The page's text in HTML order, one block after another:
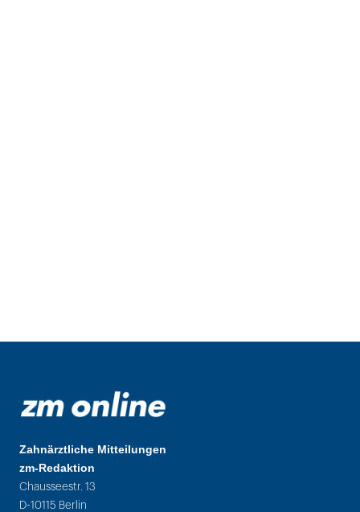
Zahnärztliche Mitteilungen
zm-Redaktion
Chausseestr. 13
D-10115 Berlin